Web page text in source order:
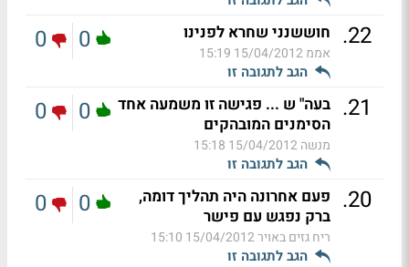
22
. חוששנני שחרא לפנינו
אממ15/04/2012 15:19
הגב לתגובה זו
0
0
21
. בעה" ש ... פגישה זו משמעה אחד
הסימנים המובהקים
מנשה15/04/2012 15:18
הגב לתגובה זו
0
0
20
. פעם אחרונה היה תהליך דומה,
ברק נפגש עם פישר
ריח גזים באויר15/04/2012 15:10
הגב לתגובה זו
0
0